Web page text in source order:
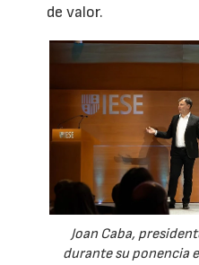
de valor.
Joan Caba,
durante su ponencia